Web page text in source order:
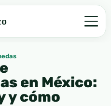
en México:
y cómo